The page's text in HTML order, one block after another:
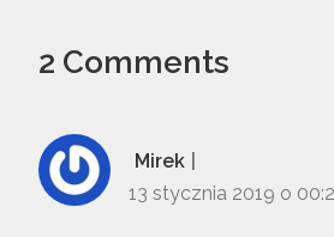
2 Comments
Mirek
13 stycznia 2019 o